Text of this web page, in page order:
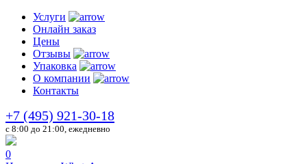
Услуги
Онлайн заказ
Цены
Отзывы
Упаковка
О компании
Контакты
+7 (495) 921-30-18
c 8:00 до 21:00, ежедневно
0